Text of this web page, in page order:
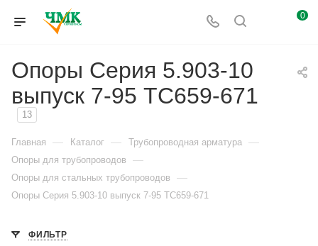
0
Опоры Серия 5.903-10
выпуск 7-95 ТС659-671
13
Главная — Каталог — Трубопроводная арматура —
Опоры для трубопроводов —
Опоры для стальных трубопроводов —
Опоры Серия 5.903-10 выпуск 7-95 ТС659-671
ФИЛЬТР